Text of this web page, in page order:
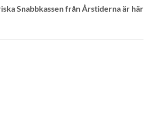
Snabbkassen från Årstiderna är här